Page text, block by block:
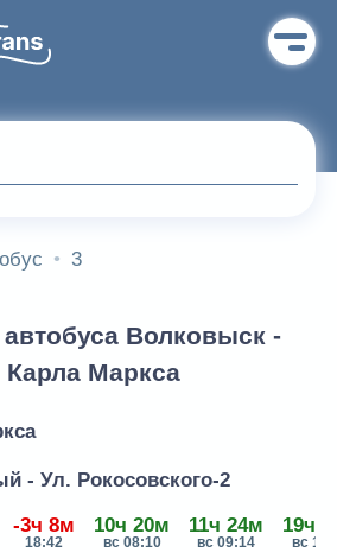
3
Волковыск -
Карла Маркса
- Ул. Рокосовского-2
-3ч 8м
18:42
10ч 20м
вс 08:10
11ч 24м
вс 09:14
19ч
вс